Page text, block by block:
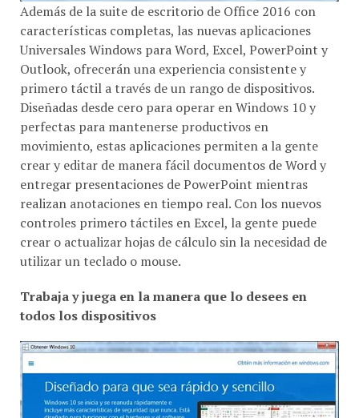
Además de la suite de escritorio de Office 2016 con
características completas, las nuevas aplicaciones
Universales Windows para Word, Excel, PowerPoint y
Outlook, ofrecerán una experiencia consistente y
primero táctil a través de un rango de dispositivos.
Diseñadas desde cero para operar en Windows 10 y
perfectas para mantenerse productivos en
movimiento, estas aplicaciones permiten a la gente
crear y editar de manera fácil documentos de Word y
entregar presentaciones de PowerPoint mientras
realizan anotaciones en tiempo real. Con los nuevos
controles primero táctiles en Excel, la gente puede
crear o actualizar hojas de cálculo sin la necesidad de
utilizar un teclado o mouse.
Trabaja y juega en la manera que lo desees en
todos los dispositivos